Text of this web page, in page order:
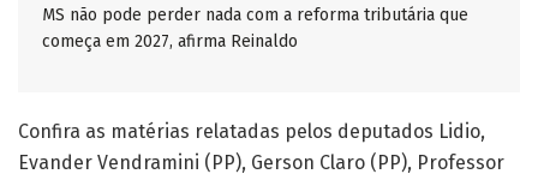
MS não pode perder nada com a reforma tributária que
começa em 2027, afirma Reinaldo
Confira as matérias relatadas pelos deputados Lidio,
Evander Vendramini (PP), Gerson Claro (PP), Professor